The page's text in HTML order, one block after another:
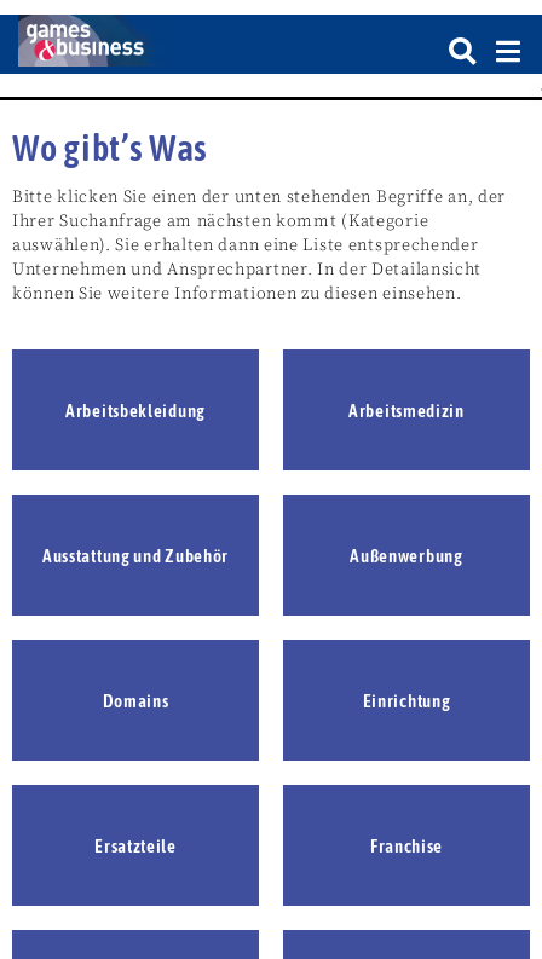
Wo gibt’s Was
Bitte klicken Sie einen der unten stehenden Begriffe an, der
Ihrer Suchanfrage am nächsten kommt (Kategorie
auswählen). Sie erhalten dann eine Liste entsprechender
Unternehmen und Ansprechpartner. In der Detailansicht
können Sie weitere Informationen zu diesen einsehen.
Arbeitsbekleidung Arbeitsmedizin
Ausstattung und Zubehör Außenwerbung
Domains Einrichtung
Ersatzteile Franchise